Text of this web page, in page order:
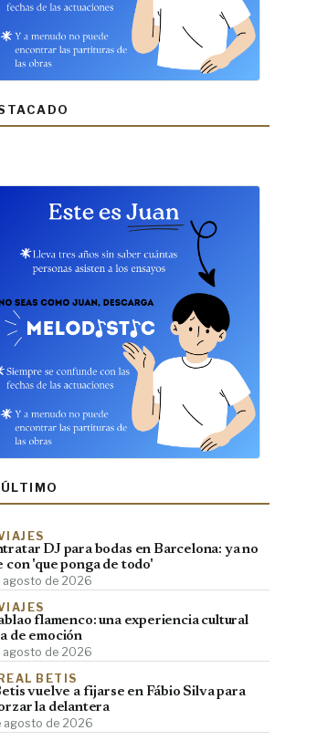
DJ para bodas en Barcelona: ya no
con 'que ponga de todo'
agosto de 2026
flamenco: una experiencia cultural
de emoción
agosto de 2026
REAL BETIS
vuelve a fijarse en Fábio Silva para
la delantera
agosto de 2026